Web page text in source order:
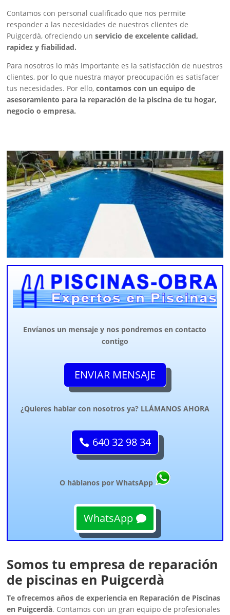
Contamos con personal cualificado que nos permite
responder a las necesidades de nuestros clientes de
Puigcerdà, ofreciendo unservicio de excelente calidad,
rapidez y fiabilidad.
Para nosotros lo más importante es la satisfacción de nuestros
clientes, por lo que nuestra mayor preocupación es satisfacer
tus necesidades. Por ello,contamos con un equipo de
asesoramiento para la reparación de la piscina de tu hogar,
negocio o empresa.
Envíanos un mensaje y nos pondremos en contacto
contigo
ENVIAR MENSAJE
¿Quieres hablar con nosotros ya? LLÁMANOS AHORA
640 32 98 34
O háblanos por WhatsApp
WhatsApp
Somos tu empresa de reparación
de piscinas en Puigcerdà
Te ofrecemos años de experiencia en Reparación de Piscinas
en Puigcerdà. Contamos con un gran equipo de profesionales